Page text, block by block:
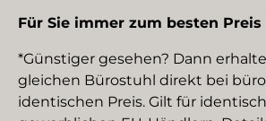
Für Sie immer zum besten Preis
*Günstiger gesehen? Dann
gleichen Bürostuhl direkt bei
identischen Preis. Gilt für